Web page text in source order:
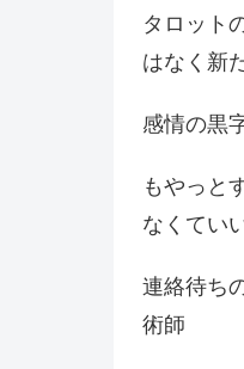
タロット
はなく新
感情の黒
もやっと
なくてい
連絡待ち
術師